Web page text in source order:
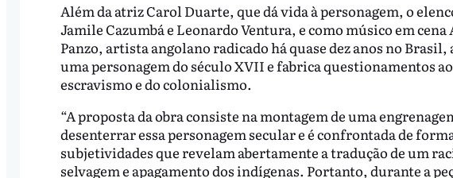
Além da atriz Carol Duarte, que dá vida à personagem, o
Jamile Cazumbá e Leonardo Ventura, e como músico em
Panzo, artista angolano radicado há quase dez anos no
uma personagem do século XVII e fabrica questionamentos
escravismo e do colonialismo.
“A proposta da obra consiste na montagem de uma
desenterrar essa personagem secular e é confrontada de
subjetividades que revelam abertamente a tradução de um
selvagem e apagamento dos indígenas. Portanto, durante a